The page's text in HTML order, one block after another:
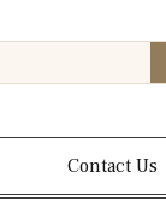
Contact Us